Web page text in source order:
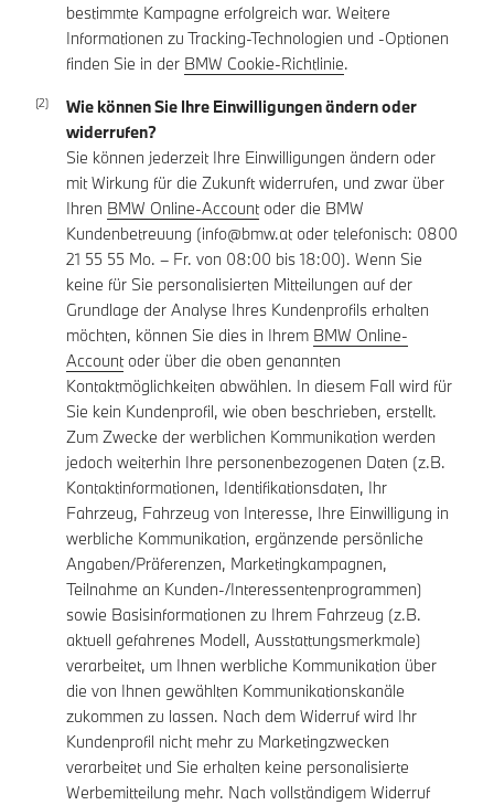
bestimmte Kampagne erfolgreich war. Weitere
Informationen zu Tracking-Technologien und -Optionen
finden Sie in der BMW Cookie-Richtlinie.
Wie können Sie Ihre Einwilligungen ändern oder
widerrufen?
Sie können jederzeit Ihre Einwilligungen ändern oder
mit Wirkung für die Zukunft widerrufen, und zwar über
Ihren BMW Online-Accountoder die BMW
Kundenbetreuung (info@bmw.at oder telefonisch: 0800
21 55 55 Mo. – Fr. von 08:00 bis 18:00). Wenn Sie
keine für Sie personalisierten Mitteilungen auf der
Grundlage der Analyse Ihres Kundenprofils erhalten
möchten, können Sie dies in Ihrem BMW Online-
Accountoder über die oben genannten
Kontaktmöglichkeiten abwählen. In diesem Fall wird für
Sie kein Kundenprofil, wie oben beschrieben, erstellt.
Zum Zwecke der werblichen Kommunikation werden
jedoch weiterhin Ihre personenbezogenen Daten (z.B.
Kontaktinformationen, Identifikationsdaten, Ihr
Fahrzeug, Fahrzeug von Interesse, Ihre Einwilligung in
werbliche Kommunikation, ergänzende persönliche
Angaben/Präferenzen, Marketingkampagnen,
Teilnahme an Kunden-/Interessentenprogrammen)
sowie Basisinformationen zu Ihrem Fahrzeug (z.B.
aktuell gefahrenes Modell, Ausstattungsmerkmale)
verarbeitet, um Ihnen werbliche Kommunikation über
die von Ihnen gewählten Kommunikationskanäle
zukommen zu lassen. Nach dem Widerruf wird Ihr
Kundenprofil nicht mehr zu Marketingzwecken
verarbeitet und Sie erhalten keine personalisierte
Werbemitteilung mehr. Nach vollständigem Widerruf